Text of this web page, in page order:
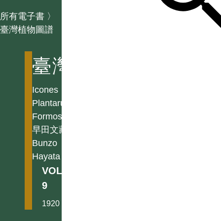
所有電子書 〉
臺灣植物圖譜
臺灣植物圖譜
Icones
Plantarum
Formosanarum
早田文藏
Bunzo
Hayata
VOL.
9
1920